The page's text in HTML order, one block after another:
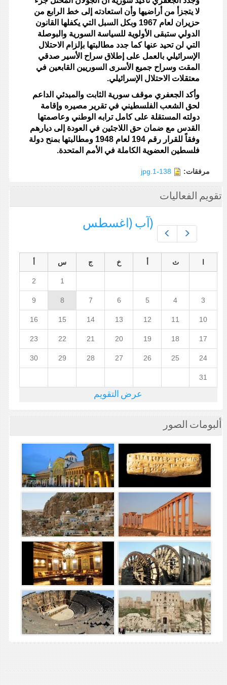
لا يتجزأ من أراضيها وأن استعادته إلى خط الرابع من
حزيران لعام 1967 وبكل السبل التي يكفلها القانون
الدولي ستبقى الأولوية للسياسة السورية والبوصلة
التي لن تحيد عنها كما جدد مطالبتها بإلزام الاحتلال
الإسرائيلي بالعمل على إطلاق سراح الأسير صدقي
المقت وسراح جميع الأسرى السوريين القابعين في
معتقلات الاحتلال الإسرائيلي.
وأكد الجعفري موقف سورية الثابت والمبدئي الداعم
لحق الشعب الفلسطيني في تقرير مصيره وإقامة
دولته المستقلة على كامل ترابه الوطني وعاصمتها
القدس مع ضمان حق اللاجئين في العودة إلى ديارهم
وفقاً للقرار رقم 194 لعام 1948 ومطالبتها بمنح دولة
فلسطين العضوية الكاملة في الأمم المتحدة.
مرفقات: 1-138.jpg
تقويم الفعاليات
(آب (اغسطس
ث خ ج س
1
2
3
4
5
6
7
8
9
10
11
12
13
14
15
16
17
18
19
20
21
22
23
24
25
26
27
28
29
30
31
عرض التقويم
ألبومات الصور